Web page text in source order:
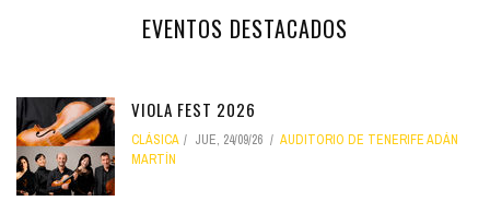
EVENTOS DESTACADOS
VIOLA FEST 2026
CLÁSICA JUE, 24/09/26
AUDITORIO DE TENERIFE ADÁN
MARTÍN